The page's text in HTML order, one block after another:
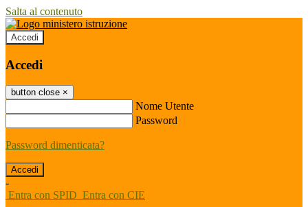
Salta al contenuto
Accedi
Accedi
button close ×
Nome Utente
Password
Password dimenticata?
-
Entra con SPID Entra con CIE